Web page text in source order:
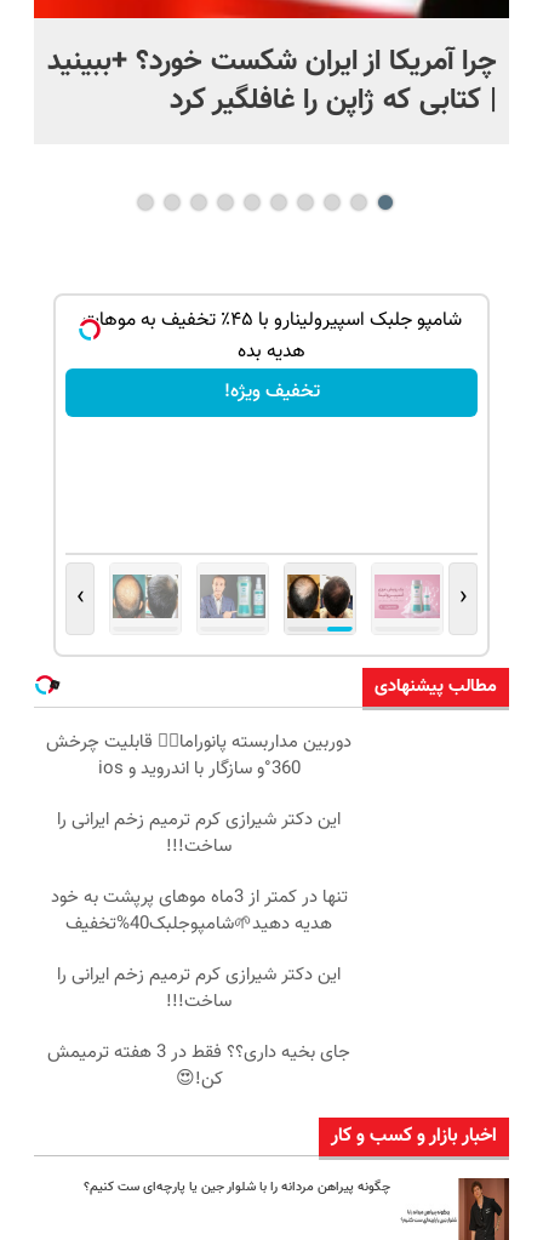
چرا آمریکا از ایران شکست خورد؟ +ببینید
| کتابی که ژاپن را غافلگیر کرد
شامپو جلبک اسپیرولینارو با ۴۵٪ تخفیف به موهات
هدیه بده
تخفیف ویژه!
‹
›
مطالب پیشنهادی
دوربین مداربسته پانوراما👈🏻 قابلیت چرخش
360°و سازگار با اندروید و ios
این دکتر شیرازی کرم ترمیم زخم ایرانی را
ساخت!!!
تنها در کمتر از 3ماه موهای پرپشت به خود
هدیه دهید🌱شامپوجلبک40%تخفیف
این دکتر شیرازی کرم ترمیم زخم ایرانی را
ساخت!!!
جای بخیه داری؟؟ فقط در 3 هفته ترمیمش
کن!😍
اخبار بازار و کسب و کار
چگونه پیراهن مردانه را با شلوار جین یا پارچه‌ای ست کنیم؟